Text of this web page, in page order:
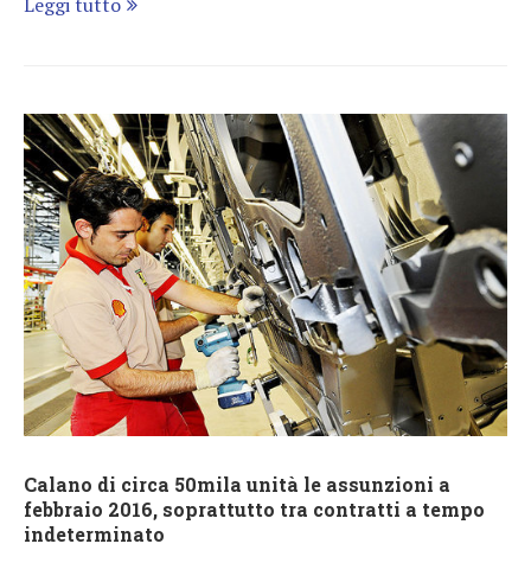
Calano di circa 50mila unità le assunzioni a
febbraio 2016, soprattutto tra contratti a tempo
indeterminato